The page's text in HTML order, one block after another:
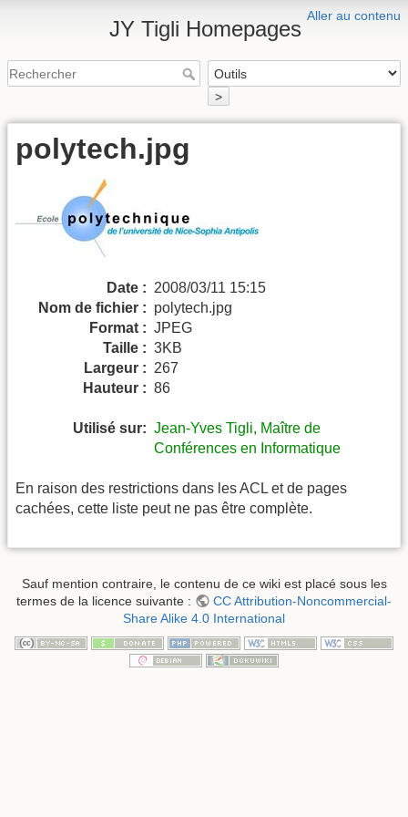
Aller au contenu
JY Tigli Homepages
>
polytech.jpg
Date : 2008/03/11 15:15
Nom de fichier : polytech.jpg
Format : JPEG
Taille : 3KB
Largeur : 267
Hauteur : 86
Utilisé sur: Jean-Yves Tigli, Maître de
Conférences en Informatique
En raison des restrictions dans les ACL et de pages
cachées, cette liste peut ne pas être complète.
Sauf mention contraire, le contenu de ce wiki est placé sous les
termes de la licence suivante :
CC Attribution-Noncommercial-
Share Alike 4.0 International